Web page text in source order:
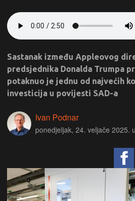
Sastanak između Appleovog
predsjednika Donalda Trumpa
potaknuo je jednu od najvećih
investicija u povijesti SAD-a
Ivan Podnar
ponedjeljak, 24. veljače 2025.